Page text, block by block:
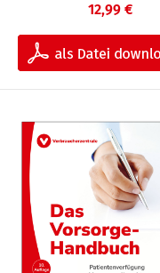
12,99 €